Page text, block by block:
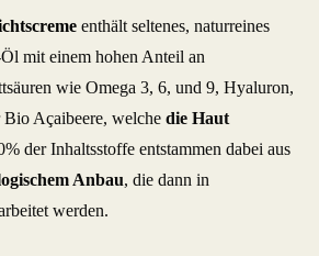
enthält seltenes, naturreines
mit einem hohen Anteil an
wie Omega 3, 6, und 9, Hyaluron,
Açaibeere, welche die Haut
der Inhaltsstoffe entstammen dabei aus
Anbau, die dann in
werden.